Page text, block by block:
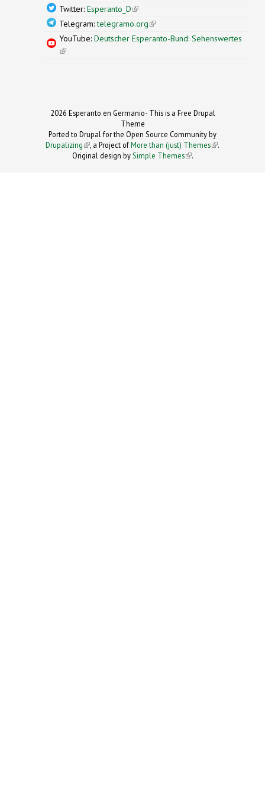
Twitter: Esperanto_D(link is external)
Telegram:telegramo.org(link is external)
YouTube: Deutscher Esperanto-Bund: Sehenswertes
(link is external)
2026 Esperanto en Germanio- This is a Free Drupal
Theme
Ported to Drupal for the Open Source Community by
Drupalizing(link is external)
, a Project ofMore than (just) Themes (link is
.
Original design by Simple Themes
(link is
.